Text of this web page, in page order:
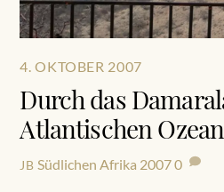
4. OKTOBER 2007
Durch das
Atlantischen Ozean
JB Südlichen Afrika 20070